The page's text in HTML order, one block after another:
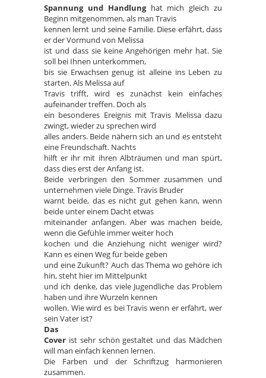
Spannung und Handlung hat mich gleich zu
Beginn mitgenommen, als man Travis
kennen lernt und seine Familie. Diese erfährt, dass
er der Vormund von Melissa
ist und dass sie keine Angehörigen mehr hat. Sie
soll bei Ihnen unterkommen,
bis sie Erwachsen genug ist alleine ins Leben zu
starten. Als Melissa auf
Travis trifft, wird es zunächst kein einfaches
aufeinander treffen. Doch als
ein besonderes Ereignis mit Travis Melissa dazu
zwingt, wieder zu sprechen wird
alles anders. Beide nähern sich an und es entsteht
eine Freundschaft. Nachts
hilft er ihr mit ihren Albträumen und man spürt,
dass dies erst der Anfang ist.
Beide verbringen den Sommer zusammen und
unternehmen viele Dinge. Travis Bruder
warnt beide, das es nicht gut gehen kann, wenn
beide unter einem Dacht etwas
miteinander anfangen. Aber was machen beide,
wenn die Gefühle immer weiter hoch
kochen und die Anziehung nicht weniger wird?
Kann es einen Weg für beide geben
und eine Zukunft? Auch das Thema wo gehöre ich
hin, steht hier im Mittelpunkt
und ich denke, das viele Jugendliche das Problem
haben und ihre Wurzeln kennen
wollen. Wie wird es bei Travis wenn er erfährt, wer
sein Vater ist?
Das
Cover ist sehr schön gestaltet und das Mädchen
will man einfach kennen lernen.
Die Farben und der Schriftzug harmonieren
zusammen.